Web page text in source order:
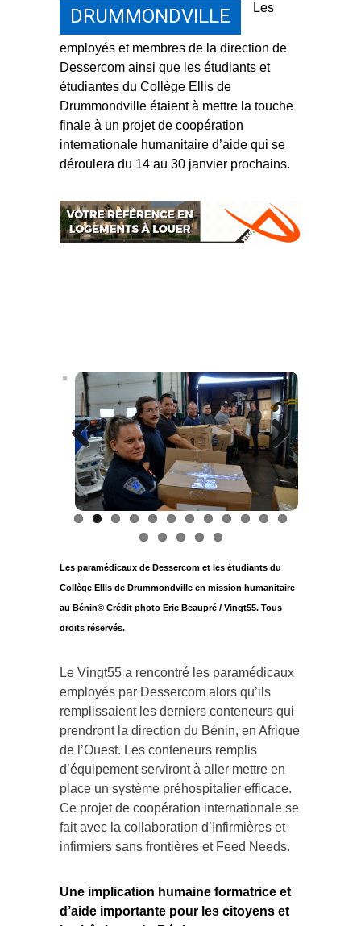
DRUMMONDVILLE Les
employés et membres de la direction de
Dessercom ainsi que les étudiants et
étudiantes du Collège Ellis de
Drummondville étaient à mettre la touche
finale à un projet de coopération
internationale humanitaire d’aide qui se
déroulera du 14 au 30 janvier prochains.
Previous Next
Les paramédicaux de Dessercom et les étudiants du
Collège Ellis de Drummondville en mission humanitaire
au Bénin© Crédit photo Eric Beaupré / Vingt55. Tous
droits réservés.
Le Vingt55 a rencontré les paramédicaux
employés par Dessercom alors qu’ils
remplissaient les derniers conteneurs qui
prendront la direction du Bénin, en Afrique
de l’Ouest. Les conteneurs remplis
d’équipement serviront à aller mettre en
place un système préhospitalier efficace.
Ce projet de coopération internationale se
fait avec la collaboration d’Infirmières et
infirmiers sans frontières et Feed Needs.
Une implication humaine formatrice et
d’aide importante pour les citoyens et